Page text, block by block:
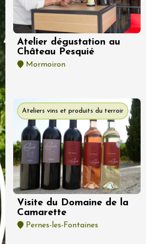
Atelier dégustation au
Château Pesquié
Mormoiron
Ateliers vins et produits du terroir
Visite du Domaine de la
Camarette
Pernes-les-Fontaines